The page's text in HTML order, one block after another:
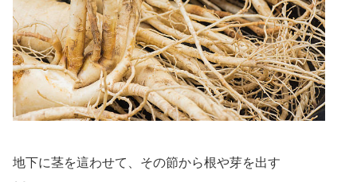
地下に茎を這わせて、その節から根や芽を出す